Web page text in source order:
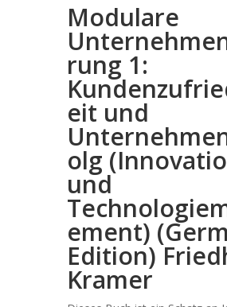
Modulare
rung 1:
eit und
olg
und
ement)
Edition)
Kramer